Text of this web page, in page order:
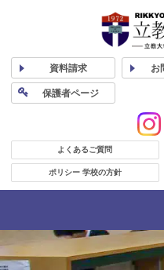
資料請求 お
保護者ページ
よくあるご質問
ポリシー 学校の方針